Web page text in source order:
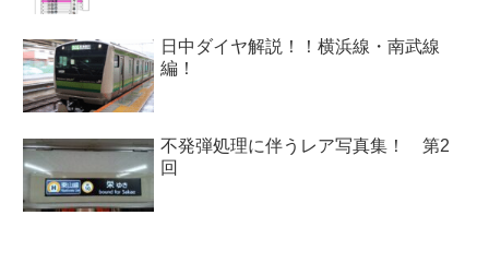
日中ダイヤ解説！！横浜線・南武線
編！
不発弾処理に伴うレア写真集！ 第2
回